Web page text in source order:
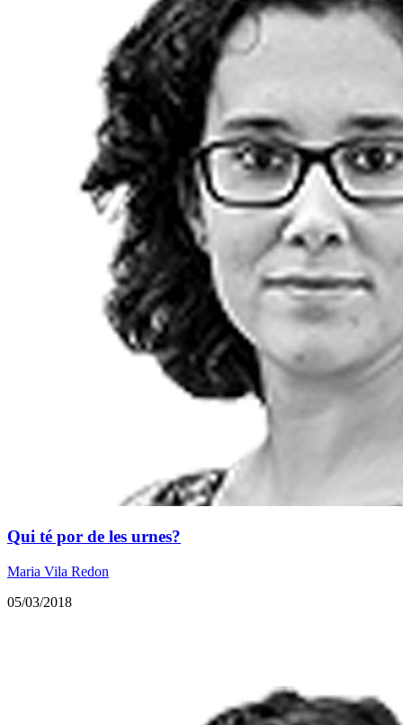
Qui té por de les urnes?
Maria Vila Redon
05/03/2018